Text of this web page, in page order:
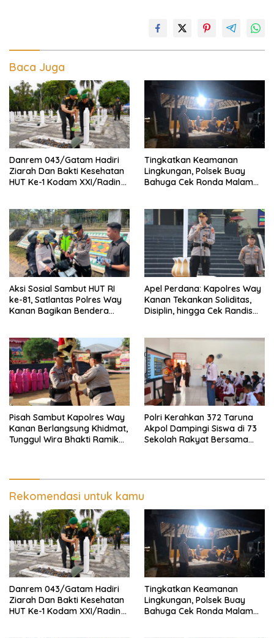
Baca Juga
Danrem 043/Gatam Hadiri
Ziarah Dan Bakti Kesehatan
HUT Ke-1 Kodam XXI/Radin
Tingkatkan Keamanan
Lingkungan, Polsek Buay
Bahuga Cek Ronda Malam
Aksi Sosial Sambut HUT RI
ke-81, Satlantas Polres Way
Kanan Bagikan Bendera
Apel Perdana: Kapolres Way
Kanan Tekankan Soliditas,
Disiplin, hingga Cek Randis
Pisah Sambut Kapolres Way
Kanan Berlangsung Khidmat,
Tunggul Wira Bhakti Ramik
Polri Kerahkan 372 Taruna
Akpol Dampingi Siswa di 73
Sekolah Rakyat Bersama
Rekomendasi untuk kamu
Danrem 043/Gatam Hadiri
Ziarah Dan Bakti Kesehatan
HUT Ke-1 Kodam XXI/Radin
Tingkatkan Keamanan
Lingkungan, Polsek Buay
Bahuga Cek Ronda Malam